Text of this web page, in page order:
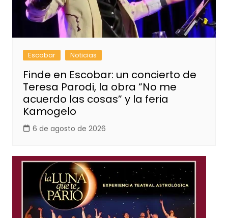
Escobar Noticias
Finde en Escobar: un concierto de
Teresa Parodi, la obra “No me
acuerdo las cosas” y la feria
Kamogelo
6 de agosto de 2026